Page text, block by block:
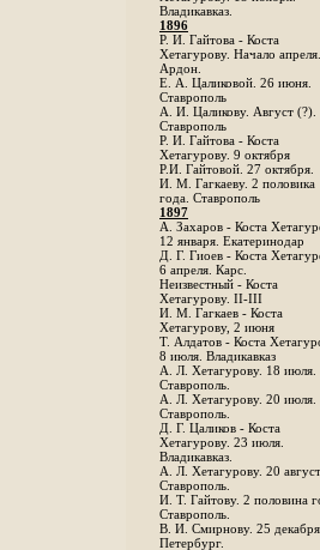
Владикавказ.
1896
Р. И. Гайтова - Коста
Хетагурову. Начало апреля.
Ардон.
Е. А. Цаликовой. 26 июня.
Ставрополь
А. И. Цаликову. Август (?).
Ставрополь
Р. И. Гайтова - Коста
Хетагурову. 9 октября
Р.И. Гайтовой. 27 октября.
И. М. Гагкаеву. 2 половика
года. Ставрополь
1897
А. Захаров - Коста
12 января. Екатеринодар
Д. Г. Гиоев - Коста
6 апреля. Карс.
Неизвестный - Коста
Хетагурову. II-III
И. М. Гагкаев - Коста
Хетагурову, 2 июня
Т. Алдатов - Коста
8 июля. Владикавказ
А. Л. Хетагурову. 18 июля.
Ставрополь.
А. Л. Хетагурову. 20 июля.
Ставрополь.
Д. Г. Цаликов - Коста
Хетагурову. 23 июля.
Владикавказ.
А. Л. Хетагурову. 20
Ставрополь.
И. Т. Гайтову. 2 половина
Ставрополь.
В. И. Смирнову. 25 декабря.
Петербург.